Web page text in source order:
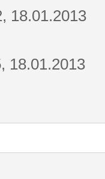
18.01.2013
18.01.2013